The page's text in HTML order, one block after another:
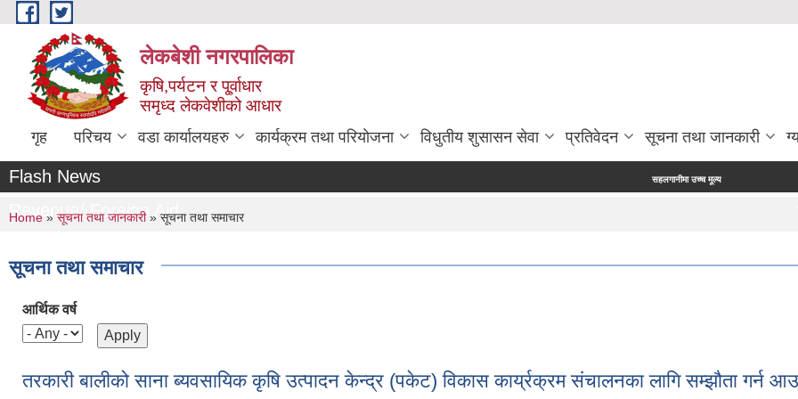
Skip to main content
लेकबेशी नगरपालिका
कृषि,पर्यटन र पू्र्वाधार
समृध्द लेकवेशीको आधार
गृह परिचय वडा कार्यालयहरु कार्यक्रम तथा परियोजना विधुतीय शुसासन सेवा प्रतिवेदन सूचना तथा जानकारी
Flash News सहलगानीमा उच्च मूल्य कृषिवस्तु उत्पादन प्रविर्द्धन
Revenue/ Foreign Aid
You are here
Home » सूचना तथा जानकारी» सूचना तथा समाचार
सूचना तथा समाचार
आर्थिक वर्ष
तरकारी बालीको साना ब्यवसायिक कृषि उत्पादन केन्द्र (पकेट) विकास कार्य्रक्रम संचालनका लागि सम्झौता गर्न